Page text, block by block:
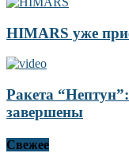
HIMARS уже
Ракета
завершены
Свежее